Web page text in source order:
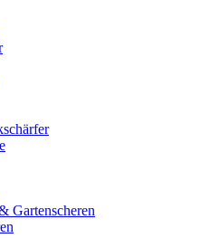
Gartenscheren